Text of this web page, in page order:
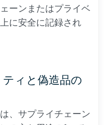
ーンまたはプライベ
に安全に記録され
ィと偽造品の
、サプライチェーン